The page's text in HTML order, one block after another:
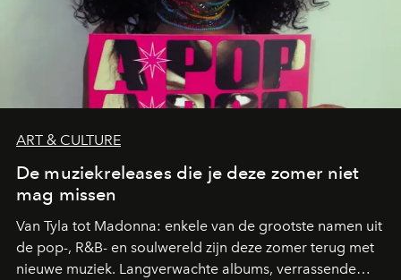
ART & CULTURE
De muziekreleases die je deze zomer niet
mag missen
Van Tyla tot Madonna: enkele van de grootste namen uit
de pop-, R&B- en soulwereld zijn deze zomer terug met
nieuwe muziek. Langverwachte albums, verrassende